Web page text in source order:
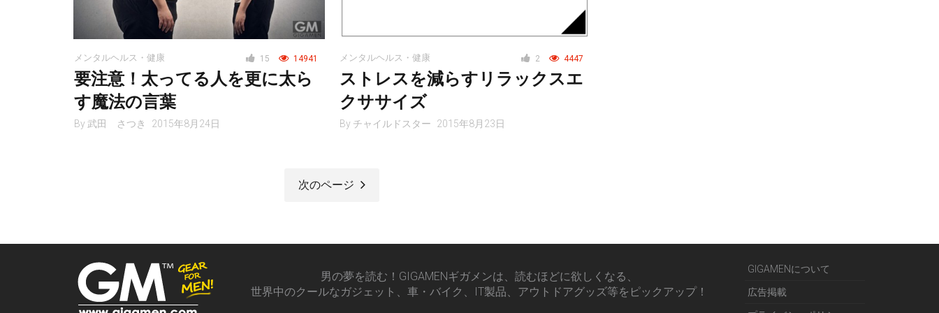
15 14941
メンタルヘルス・健康
要注意！太ってる人を更に太ら
す魔法の言葉
By 武田 さつき 2015年8月24日
2 4447
メンタルヘルス・健康
ストレスを減らすリラックスエ
クササイズ
By チャイルドスター 2015年8月23日
次のページ
男の夢を読む！GIGAMENギガメンは、読むほどに欲しくなる、
世界中のクールなガジェット、車・バイク、IT製品、アウトドアグッズ等をピックアップ！
GIGAMENについて
広告掲載